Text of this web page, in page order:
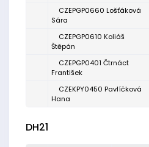
CZEPGP0660 Lošťáková
Sára
CZEPGP0610 Koliáš
Štěpán
CZEPGP0401 Čtrnáct
František
CZEKPY0450 Pavlíčková
Hana
DH21